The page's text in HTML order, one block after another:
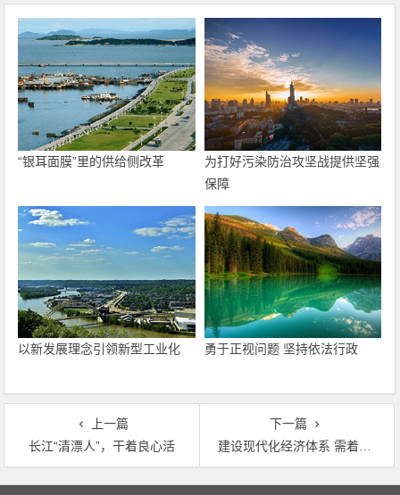
“银耳面膜”里的供给侧改革
为打好污染防治攻坚战提供坚强
保障
以新发展理念引领新型工业化 勇于正视问题 坚持依法行政
上一篇
长江“清漂人”，干着良心活
下一篇
建设现代化经济体系 需着力发展绿色经济
文